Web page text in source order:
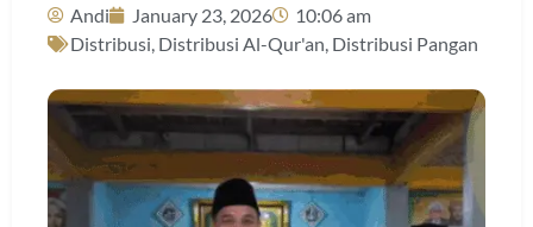
Andi January 23, 2026
10:06 am
Distribusi, Distribusi Al-Qur'an, Distribusi Pangan